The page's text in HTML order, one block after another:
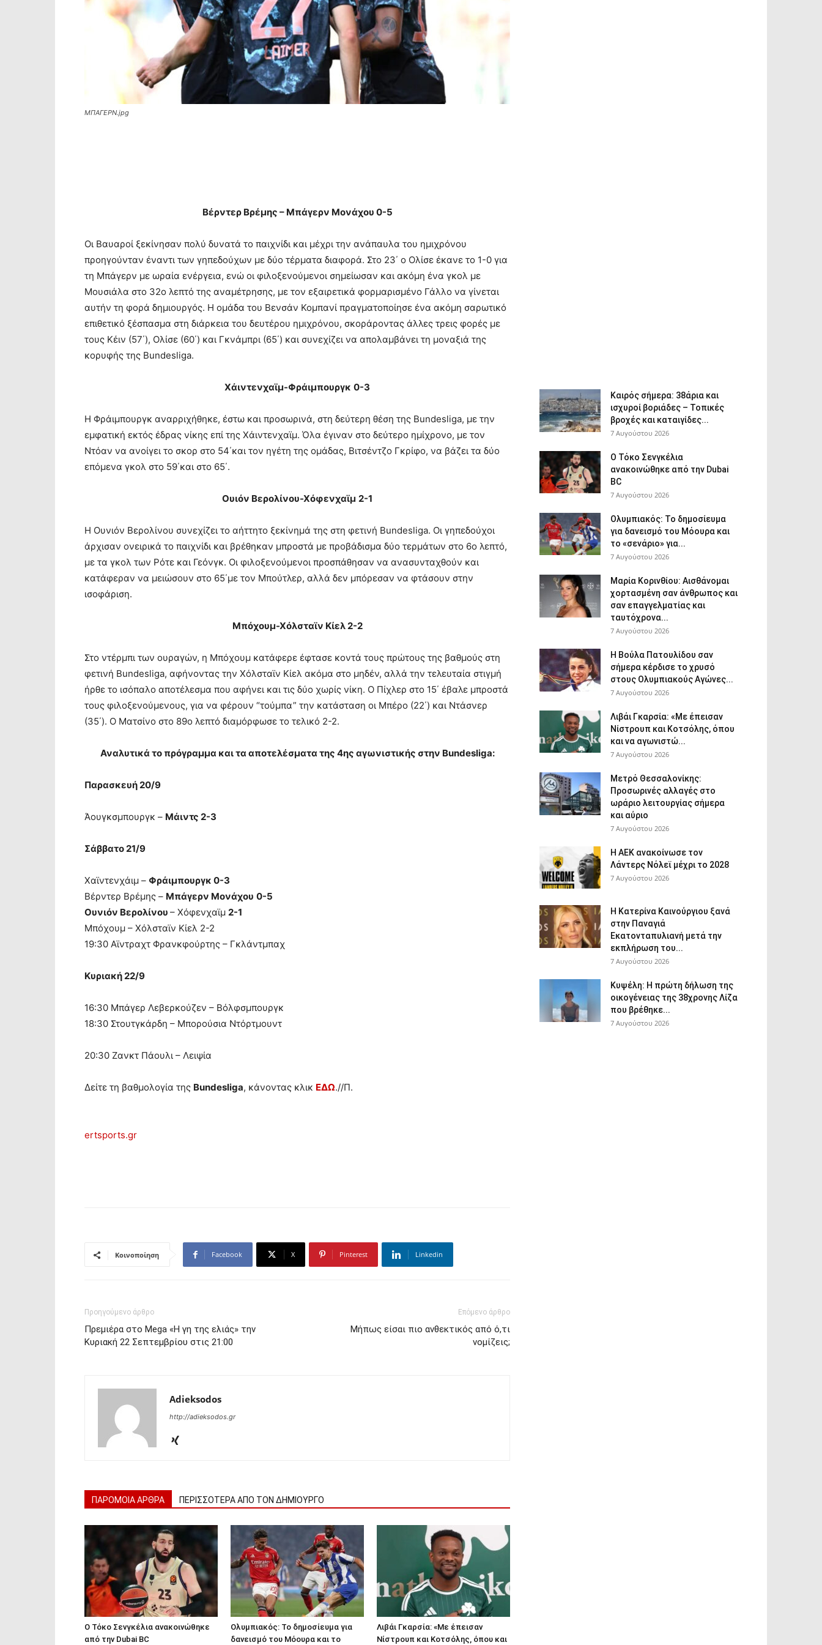
ΜΠΑΓΕΡΝ.jpg
Βέρντερ Βρέμης – Μπάγερν Μονάχου 0-5
Οι Βαυαροί ξεκίνησαν πολύ δυνατά το παιχνίδι και μέχρι την ανάπαυλα του ημιχρόνου
προηγούνταν έναντι των γηπεδούχων με δύο τέρματα διαφορά. Στο 23΄ ο Ολίσε έκανε το 1-0 για
τη Μπάγερν με ωραία ενέργεια, ενώ οι φιλοξενούμενοι σημείωσαν και ακόμη ένα γκολ με
Μουσιάλα στο 32ο λεπτό της αναμέτρησης, με τον εξαιρετικά φορμαρισμένο Γάλλο να γίνεται
αυτήν τη φορά δημιουργός. Η ομάδα του Βενσάν Κομπανί πραγματοποίησε ένα ακόμη σαρωτικό
επιθετικό ξέσπασμα στη διάρκεια του δευτέρου ημιχρόνου, σκοράροντας άλλες τρεις φορές με
τους Κέιν (57΄), Ολίσε (60΄) και Γκνάμπρι (65΄) και συνεχίζει να απολαμβάνει τη μοναξιά της
κορυφής της Bundesliga.
Χάιντενχαϊμ-Φράιμπουργκ 0-3
Η Φράιμπουργκ αναρριχήθηκε, έστω και προσωρινά, στη δεύτερη θέση της Bundesliga, με την
εμφατική εκτός έδρας νίκης επί της Χάιντενχαϊμ. Όλα έγιναν στο δεύτερο ημίχρονο, με τον
Ντόαν να ανοίγει το σκορ στο 54΄και τον ηγέτη της ομάδας, Βιτσέντζο Γκρίφο, να βάζει τα δύο
επόμενα γκολ στο 59΄και στο 65΄.
Ουιόν Βερολίνου-Χόφενχαϊμ 2-1
Η Ουνιόν Βερολίνου συνεχίζει το αήττητο ξεκίνημά της στη φετινή Bundesliga. Οι γηπεδούχοι
άρχισαν ονειρικά το παιχνίδι και βρέθηκαν μπροστά με προβάδισμα δύο τερμάτων στο 6ο λεπτό,
με τα γκολ των Ρότε και Γεόνγκ. Οι φιλοξενούμενοι προσπάθησαν να ανασυνταχθούν και
κατάφεραν να μειώσουν στο 65΄με τον Μπούτλερ, αλλά δεν μπόρεσαν να φτάσουν στην
ισοφάριση.
Μπόχουμ-Χόλσταϊν Κίελ 2-2
Στο ντέρμπι των ουραγών, η Μπόχουμ κατάφερε έφτασε κοντά τους πρώτους της βαθμούς στη
φετινή Bundesliga, αφήνοντας την Χόλσταϊν Κίελ ακόμα στο μηδέν, αλλά την τελευταία στιγμή
ήρθε το ισόπαλο αποτέλεσμα που αφήνει και τις δύο χωρίς νίκη. Ο Πίχλερ στο 15΄ έβαλε μπροστά
τους φιλοξενούμενους, για να φέρουν “τούμπα” την κατάσταση οι Μπέρο (22΄) και Ντάσνερ
(35΄). Ο Ματσίνο στο 89ο λεπτό διαμόρφωσε το τελικό 2-2.
Αναλυτικά το πρόγραμμα και τα αποτελέσματα της 4ης αγωνιστικής στην Bundesliga:
Παρασκευή 20/9
Άουγκσμπουργκ – Μάιντς 2-3
Σάββατο 21/9
Χαϊντενχάιμ – Φράιμπουργκ 0-3
Βέρντερ Βρέμης – Μπάγερν Μονάχου 0-5
Ουνιόν Βερολίνου – Χόφενχαϊμ 2-1
Μπόχουμ – Χόλσταϊν Κίελ 2-2
19:30 Αϊντραχτ Φρανκφούρτης – Γκλάντμπαχ
Κυριακή 22/9
16:30 Μπάγερ Λεβερκούζεν – Βόλφσμπουργκ
18:30 Στουτγκάρδη – Μπορούσια Ντόρτμουντ
20:30 Ζανκτ Πάουλι – Λειψία
Δείτε τη βαθμολογία της Bundesliga, κάνοντας κλικ ΕΔΩ.//Π.
ertsports.gr
Κοινοποίηση Facebook X Pinterest Linkedin
Προηγούμενο άρθρο
Πρεμιέρα στο Mega «Η γη της ελιάς» την
Κυριακή 22 Σεπτεμβρίου στις 21:00
Επόμενο άρθρο
Μήπως είσαι πιο ανθεκτικός από ό,τι
νομίζεις;
Adieksodos
http://adieksodos.gr
ΠΑΡΟΜΟΙΑ ΑΡΘΡΑ ΠΕΡΙΣΣΟΤΕΡΑ ΑΠΟ ΤΟΝ ΔΗΜΙΟΥΡΓΟ
Ο Τόκο Σενγκέλια ανακοινώθηκε
από την Dubai BC
Ολυμπιακός: Το δημοσίευμα για
δανεισμό του Μόουρα και το
Λιβάι Γκαρσία: «Με έπεισαν
Νίστρουπ και Κοτσόλης, όπου και
Καιρός σήμερα: 38άρια και
ισχυροί βοριάδες – Τοπικές
βροχές και καταιγίδες...
7 Αυγούστου 2026
Ο Τόκο Σενγκέλια
ανακοινώθηκε από την Dubai
BC
7 Αυγούστου 2026
Ολυμπιακός: Το δημοσίευμα
για δανεισμό του Μόουρα και
το «σενάριο» για...
7 Αυγούστου 2026
Μαρία Κορινθίου: Αισθάνομαι
χορτασμένη σαν άνθρωπος και
σαν επαγγελματίας και
ταυτόχρονα...
7 Αυγούστου 2026
Η Βούλα Πατουλίδου σαν
σήμερα κέρδισε το χρυσό
στους Ολυμπιακούς Αγώνες...
7 Αυγούστου 2026
Λιβάι Γκαρσία: «Με έπεισαν
Νίστρουπ και Κοτσόλης, όπου
και να αγωνιστώ...
7 Αυγούστου 2026
Μετρό Θεσσαλονίκης:
Προσωρινές αλλαγές στο
ωράριο λειτουργίας σήμερα
και αύριο
7 Αυγούστου 2026
Η ΑΕΚ ανακοίνωσε τον
Λάντερς Νόλεϊ μέχρι το 2028
7 Αυγούστου 2026
Η Κατερίνα Καινούργιου ξανά
στην Παναγιά
Εκατονταπυλιανή μετά την
εκπλήρωση του...
7 Αυγούστου 2026
Κυψέλη: Η πρώτη δήλωση της
οικογένειας της 38χρονης Λίζα
που βρέθηκε...
7 Αυγούστου 2026